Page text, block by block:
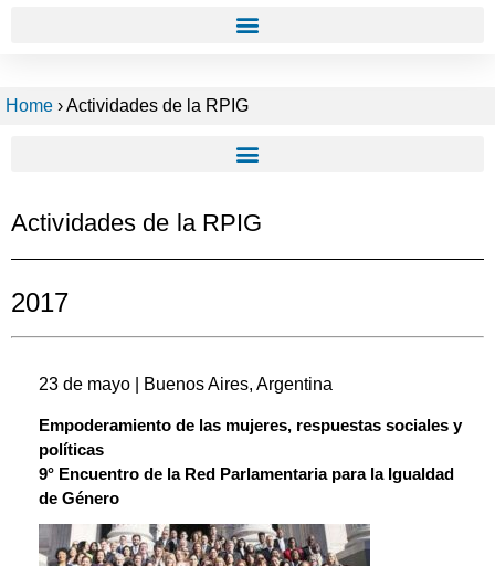
Home ›Actividades de la RPIG
Actividades de la RPIG
2017
23 de mayo | Buenos Aires, Argentina
Empoderamiento de las mujeres, respuestas sociales y
políticas
9° Encuentro de la Red Parlamentaria para la Igualdad
de Género